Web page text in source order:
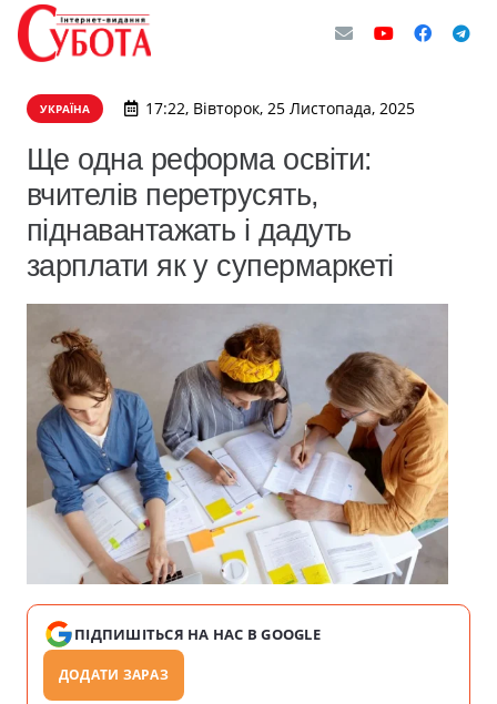
УКРАЇНА 17:22, Вівторок, 25 Листопада, 2025
Ще одна реформа освіти:
вчителів перетрусять,
піднавантажать і дадуть
зарплати як у супермаркеті
ПІДПИШІТЬСЯ НА НАС В GOOGLE
ДОДАТИ ЗАРАЗ